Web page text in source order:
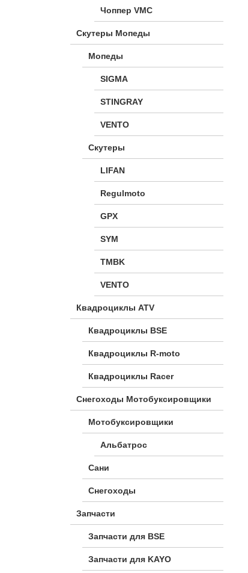
Чоппер VMC
Скутеры Мопеды
Мопеды
SIGMA
STINGRAY
VENTO
Скутеры
LIFAN
Regulmoto
GPX
SYM
TMBK
VENTO
Квадроциклы ATV
Квадроциклы BSE
Квадроциклы R-moto
Квадроциклы Racer
Снегоходы Мотобуксировщики
Мотобуксировщики
Альбатрос
Сани
Снегоходы
Запчасти
Запчасти для BSE
Запчасти для KAYO